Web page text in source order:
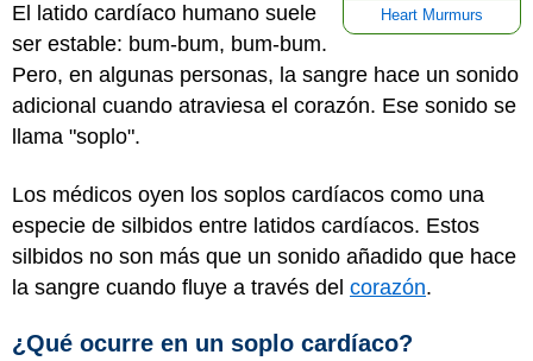
Heart Murmurs
El latido cardíaco humano suele
ser estable: bum-bum, bum-bum.
Pero, en algunas personas, la sangre hace un sonido
adicional cuando atraviesa el corazón. Ese sonido se
llama "soplo".
Los médicos oyen los soplos cardíacos como una
especie de silbidos entre latidos cardíacos. Estos
silbidos no son más que un sonido añadido que hace
la sangre cuando fluye a través del corazón.
¿Qué ocurre en un soplo cardíaco?